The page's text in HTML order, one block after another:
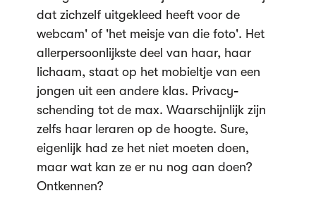
dat zichzelf uitgekleed heeft voor de
webcam' of 'het meisje van die foto'. Het
allerpersoonlijkste deel van haar, haar
lichaam, staat op het mobieltje van een
jongen uit een andere klas. Privacy-
schending tot de max. Waarschijnlijk zijn
zelfs haar leraren op de hoogte. Sure,
eigenlijk had ze het niet moeten doen,
maar wat kan ze er nu nog aan doen?
Ontkennen?